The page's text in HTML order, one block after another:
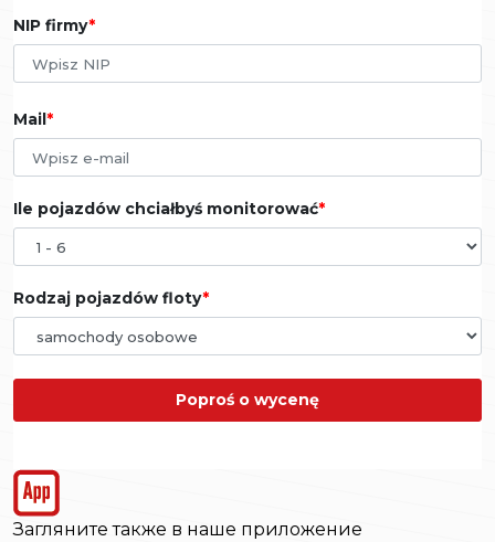
NIP firmy
Mail
Ile pojazdów chciałbyś monitorować
Rodzaj pojazdów floty
Poproś o wycenę
Загляните также в наше приложение